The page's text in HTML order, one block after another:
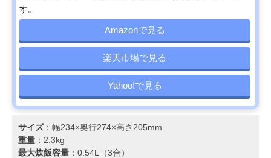
す。
Amazonで見る
楽天市場で見る
Yahoo!で見る
サイズ：幅234×奥行274×高さ205mm
重量 ：2.3kg
最大炊飯容量 ：0.54L（3合）